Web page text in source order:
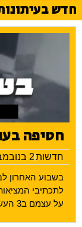
חדש
חטיפה
חדשות2 בנובמבר 2024
בשבוע האחרון
לתכתיבי
על עצמם ב3 העשורים האחרונים.